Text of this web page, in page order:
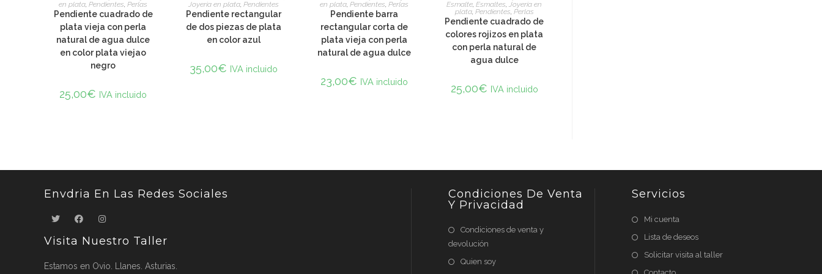
en plata,Pendientes,Perlas
Pendiente cuadrado de
plata vieja con perla
natural de agua dulce
en color plata viejao
negro
25,00€ IVA incluido
Joyería en plata, Pendientes
Pendiente rectangular
de dos piezas de plata
en color azul
35,00€ IVA incluido
en plata, Pendientes, Perlas
Pendiente barra
rectangular corta de
plata vieja con perla
natural de agua dulce
23,00€ IVA incluido
Esmalte,Esmaltes,Joyería en
plata, Pendientes, Perlas
Pendiente cuadrado de
colores rojizos en plata
con perla natural de
agua dulce
25,00€ IVA incluido
Envdria En Las Redes Sociales
Visita Nuestro Taller
Estamos en Ovio. Llanes. Asturias.
Condiciones De Venta
Y Privacidad
Condiciones de venta y
devolución
Quien soy
Servicios
Mi cuenta
Lista de deseos
Solicitar visita al taller